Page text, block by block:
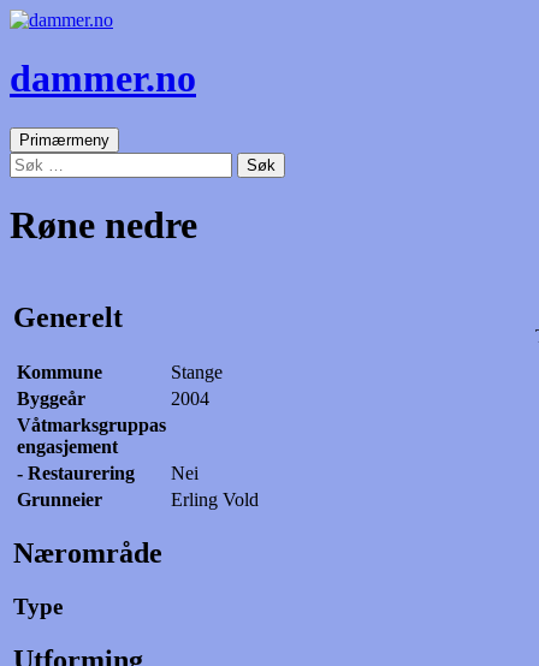
dammer.no
SøkPrimærmeny Gå
til
innhold
Søk
etter:
Røne nedre
Generelt
Kommune
Stange
Byggeår
2004
Våtmarksgruppas
engasjement
- Restaurering
Nei
Grunneier
Erling Vold
Nærområde
Type